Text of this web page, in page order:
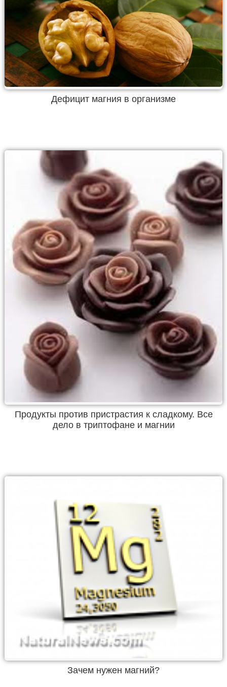
Дефицит магния в организме
Продукты против пристрастия к сладкому. Все
дело в триптофане и магнии
Зачем нужен магний?